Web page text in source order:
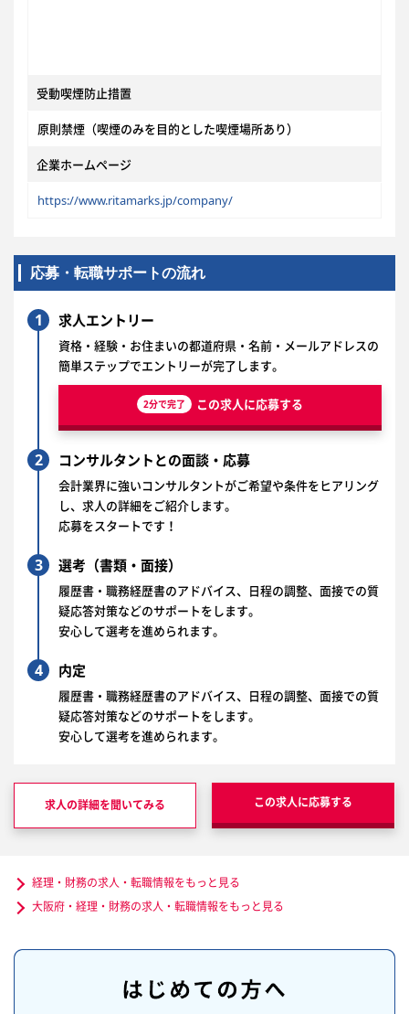
受動喫煙防止措置
原則禁煙（喫煙のみを目的とした喫煙場所あり）
企業ホームページ
https://www.ritamarks.jp/company/
応募・転職サポートの流れ
1 求人エントリー
資格・経験・お住まいの都道府県・名前・メールアドレスの
簡単ステップでエントリーが完了します。
2分で完了 この求人に応募する
2 コンサルタントとの面談・応募
会計業界に強いコンサルタントがご希望や条件をヒアリング
し、求人の詳細をご紹介します。
応募をスタートです！
3 選考（書類・面接）
履歴書・職務経歴書のアドバイス、日程の調整、面接での質
疑応答対策などのサポートをします。
安心して選考を進められます。
4 内定
履歴書・職務経歴書のアドバイス、日程の調整、面接での質
疑応答対策などのサポートをします。
安心して選考を進められます。
求人の詳細を聞いてみる この求人に応募する
経理・財務の求人・転職情報をもっと見る
大阪府・経理・財務の求人・転職情報をもっと見る